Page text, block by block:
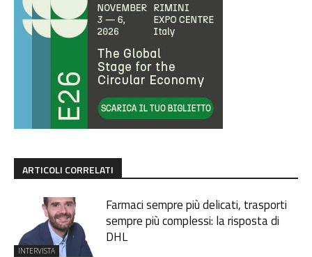
ARTICOLI CORRELATI
INTERVISTA
Farmaci sempre più delicati, trasporti
sempre più complessi: la risposta di
DHL